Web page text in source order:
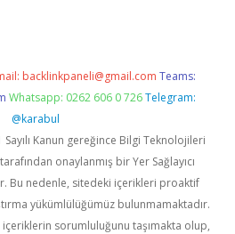
backlinkpaneli@gmail.com Teams:
Whatsapp: 0262 606 0 726 Telegram:
@karabul
Sayılı Kanun gereğince Bilgi Teknolojileri
onaylanmış bir Yer Sağlayıcı
Bu nedenle, sitedeki içerikleri proaktif
yükümlülüğümüz bulunmamaktadır.
içeriklerin sorumluluğunu taşımakta olup,